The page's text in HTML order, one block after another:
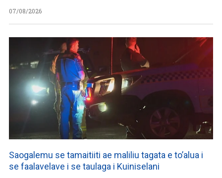
07/08/2026
Saogalemu se tamaitiiti ae maliliu tagata e to’alua i
se faalavelave i se taulaga i Kuiniselani